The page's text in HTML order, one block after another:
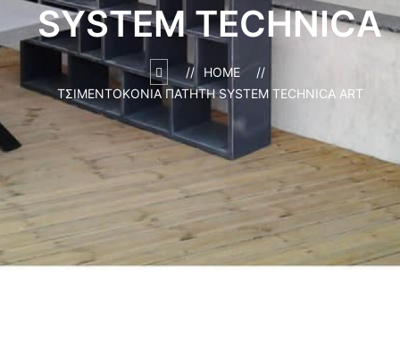
SYSTEM TECHNICA
HOME
ΤΣΙΜΕΝΤΟΚΟΝΊΑ ΠΑΤΗΤΉ SYSTEM TECHNICA ART